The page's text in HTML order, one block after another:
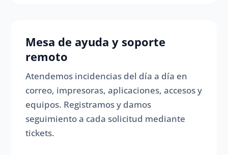
Mesa de ayuda y soporte
remoto
Atendemos incidencias del día a día en
correo, impresoras, aplicaciones, accesos y
equipos. Registramos y damos
seguimiento a cada solicitud mediante
tickets.